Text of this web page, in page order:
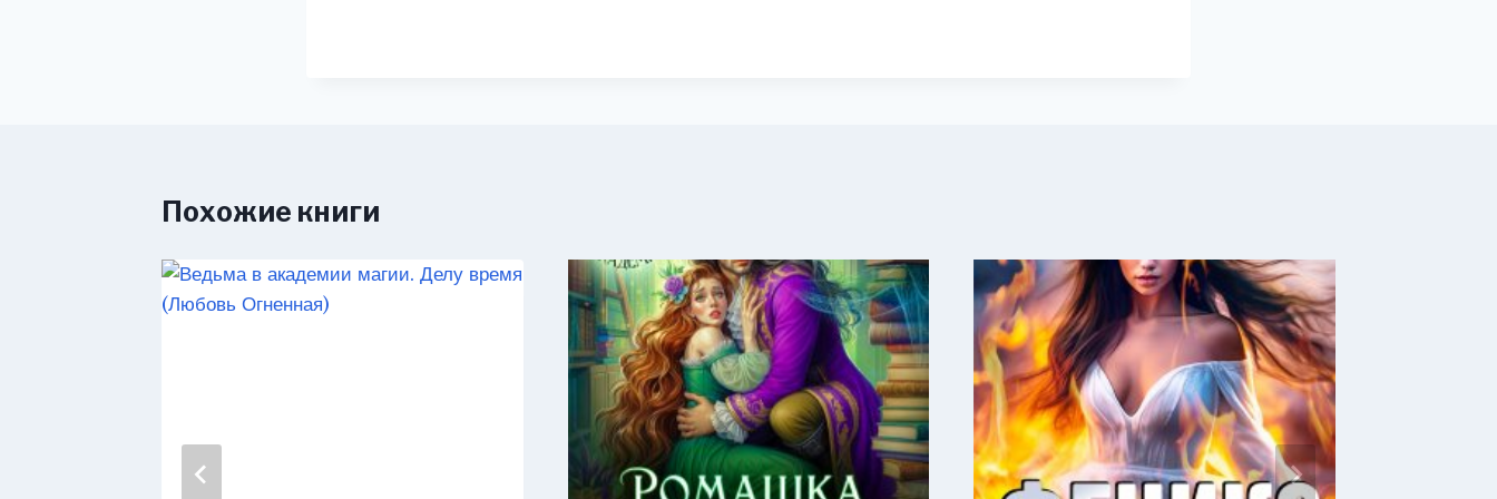
Похожие книги